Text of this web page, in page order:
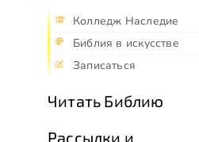
Колледж Наследие
Библия в искусстве
Записаться
Читать Библию
Рассылки и